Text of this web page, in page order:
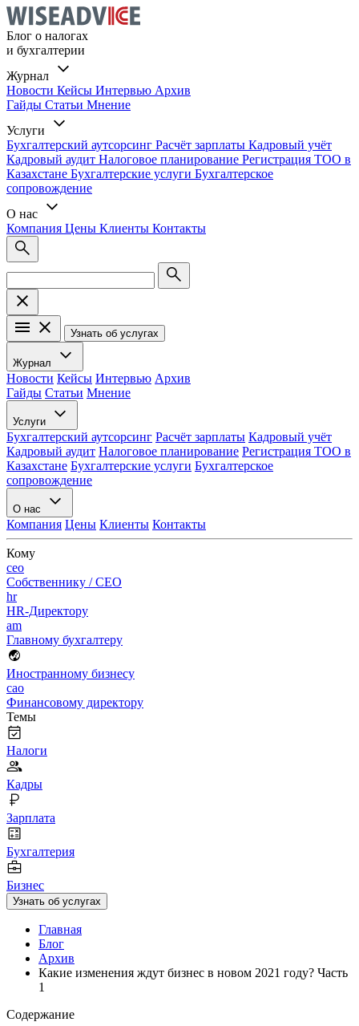
Блог о налогах
и бухгалтерии
Журнал
Новости Кейсы Интервью Архив
Гайды Статьи Мнение
Услуги
Бухгалтерский аутсорсинг Расчёт зарплаты Кадровый учёт
Кадровый аудит Налоговое планирование Регистрация ТОО в
Казахстане Бухгалтерские услуги Бухгалтерское
сопровождение
О нас
Компания Цены Клиенты Контакты
Узнать об услугах
Журнал
Новости Кейсы Интервью Архив
Гайды Статьи Мнение
Услуги
Бухгалтерский аутсорсинг Расчёт зарплаты Кадровый учёт
Кадровый аудит Налоговое планирование Регистрация ТОО в
Казахстане Бухгалтерские услуги Бухгалтерское
сопровождение
О нас
Компания Цены Клиенты Контакты
Кому
ceo
Собственнику / CEO
hr
HR-Директору
am
Главному бухгалтеру
Иностранному бизнесу
cao
Финансовому директору
Темы
Налоги
Кадры
Зарплата
Бухгалтерия
Бизнес
Узнать об услугах
Главная
Блог
Архив
Какие изменения ждут бизнес в новом 2021 году? Часть
1
Содержание